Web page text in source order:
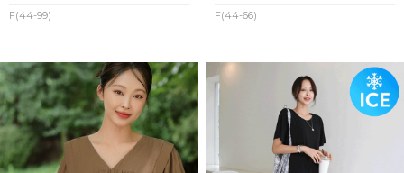
F(44-99) F(44-66)